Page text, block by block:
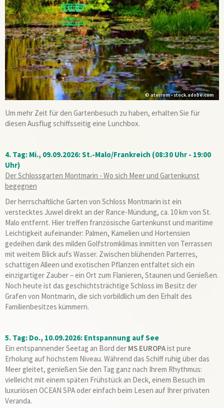
© aterrom - stock.adobe.com
Um mehr Zeit für den Gartenbesuch zu haben, erhalten Sie für
diesen Ausflug schiffsseitig eine Lunchbox.
4. Tag: Mi., 09.09.2026: St.-Malo/Frankreich (08:30 Uhr - 19:00
Uhr)
Der Schlossgarten Montmarin - Wo sich Meer und Gartenkunst
begegnen
Der herrschaftliche Garten von Schloss Montmarin ist ein
verstecktes Juwel direkt an der Rance-Mündung, ca. 10 km von St.
Malo entfernt. Hier treffen französische Gartenkunst und maritime
Leichtigkeit aufeinander: Palmen, Kamelien und Hortensien
gedeihen dank des milden Golfstromklimas inmitten von Terrassen
mit weitem Blick aufs Wasser. Zwischen blühenden Parterres,
schattigen Alleen und exotischen Pflanzen entfaltet sich ein
einzigartiger Zauber – ein Ort zum Flanieren, Staunen und Genießen.
Noch heute ist das geschichtsträchtige Schloss im Besitz der
Grafen von Montmarin, die sich vorbildlich um den Erhalt des
Familienbesitzes kümmern.
5. Tag: Do., 10.09.2026: Entspannung auf See
Ein entspannender Seetag an Bord der MS EUROPAist pure
Erholung auf höchstem Niveau. Während das Schiff ruhig über das
Meer gleitet, genießen Sie den Tag ganz nach Ihrem Rhythmus:
vielleicht mit einem späten Frühstück an Deck, einem Besuch im
luxuriösen OCEAN SPA oder einfach beim Lesen auf Ihrer privaten
Veranda.